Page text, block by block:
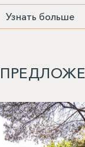
Узнать больше